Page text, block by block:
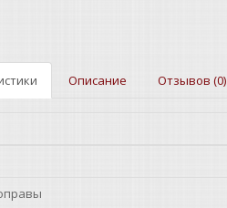
Описание Отзывов (0)